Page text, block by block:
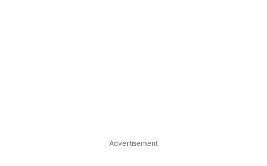
Advertisement